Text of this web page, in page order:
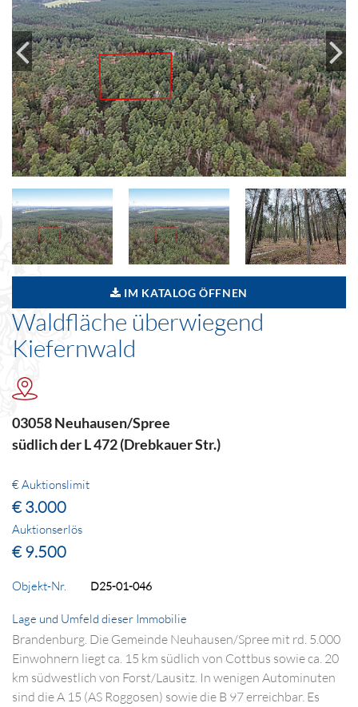
IM KATALOG ÖFFNEN
Waldfläche überwiegend
Kiefernwald
03058 Neuhausen/Spree
südlich der L 472 (Drebkauer Str.)
€ Auktionslimit
€ 3.000
Auktionserlös
€ 9.500
Objekt-Nr. D25-01-046
Lage und Umfeld dieser Immobilie
Brandenburg. Die Gemeinde Neuhausen/Spree mit rd. 5.000
Einwohnern liegt ca. 15 km südlich von Cottbus sowie ca. 20
km südwestlich von Forst/Lausitz. In wenigen Autominuten
sind die A 15 (AS Roggosen) sowie die B 97 erreichbar. Es